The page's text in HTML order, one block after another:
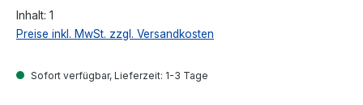
Inhalt: 1
Preise inkl. MwSt. zzgl. Versandkosten
Sofort verfügbar, Lieferzeit: 1-3 Tage